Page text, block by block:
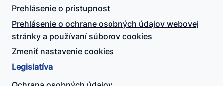
Prehlásenie o prístupnosti
Prehlásenie o ochrane osobných údajov webovej
stránky a používaní súborov cookies
Zmeniť nastavenie cookies
Legislatíva